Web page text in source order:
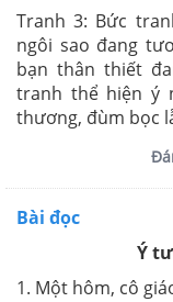
Tranh 3: Bức
ngôi sao đang
bạn thân thiết
tranh thể hiện ý
thương, đùm bọc
Bài đọc
Ý
1. Một hôm, cô